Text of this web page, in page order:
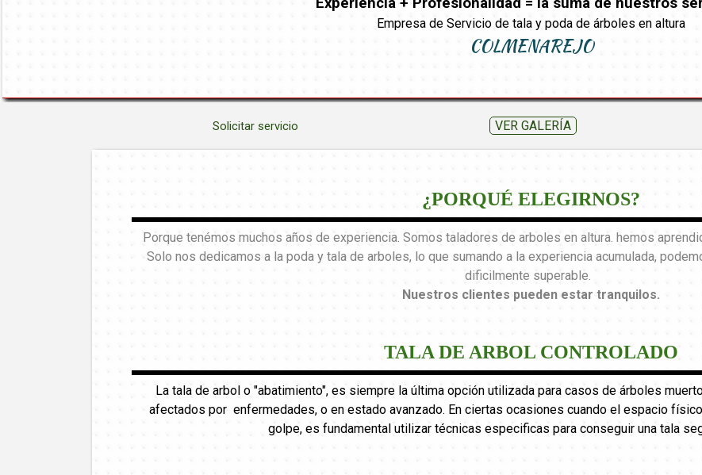
Empresa de Servicio de tala y poda de árboles en altura
COLMENAREJO
VER GALERÍA
Solicitar servicio
¿PORQUÉ ELEGIRNOS?
Porque tenémos muchos años de experiencia. Somos taladores de arboles en altura. hemos
Solo nos dedicamos a la poda y tala de arboles, lo que sumando a la experiencia acumulada,
dificilmente superable.
Nuestros clientes pueden estar tranquilos.
TALA DE ARBOL CONTROLADO
La tala de arbol o "abatimiento", es siempre la última opción utilizada para casos de árboles
afectados por enfermedades, o en estado avanzado. En ciertas ocasiones cuando el espacio
golpe, es fundamental utilizar técnicas especificas para conseguir una tala